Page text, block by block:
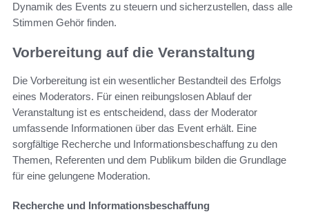
Dynamik des Events zu steuern und sicherzustellen, dass alle
Stimmen Gehör finden.
Vorbereitung auf die Veranstaltung
Die Vorbereitung ist ein wesentlicher Bestandteil des Erfolgs
eines Moderators. Für einen reibungslosen Ablauf der
Veranstaltung ist es entscheidend, dass der Moderator
umfassende Informationen über das Event erhält. Eine
sorgfältige Recherche und Informationsbeschaffung zu den
Themen, Referenten und dem Publikum bilden die Grundlage
für eine gelungene Moderation.
Recherche und Informationsbeschaffung